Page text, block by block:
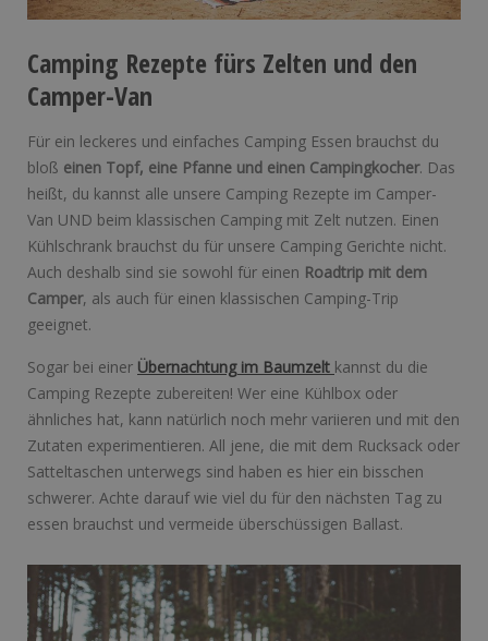
Camping Rezepte fürs Zelten und den
Camper-Van
Für ein leckeres und einfaches Camping Essen brauchst du
bloß einen Topf, eine Pfanne und einen Campingkocher. Das
heißt, du kannst alle unsere Camping Rezepte im Camper-
Van UND beim klassischen Camping mit Zelt nutzen. Einen
Kühlschrank brauchst du für unsere Camping Gerichte nicht.
Auch deshalb sind sie sowohl für einen Roadtrip mit dem
Camper, als auch für einen klassischen Camping-Trip
geeignet.
Sogar bei einer Übernachtung im Baumzelt kannst du die
Camping Rezepte zubereiten! Wer eine Kühlbox oder
ähnliches hat, kann natürlich noch mehr variieren und mit den
Zutaten experimentieren. All jene, die mit dem Rucksack oder
Satteltaschen unterwegs sind haben es hier ein bisschen
schwerer. Achte darauf wie viel du für den nächsten Tag zu
essen brauchst und vermeide überschüssigen Ballast.